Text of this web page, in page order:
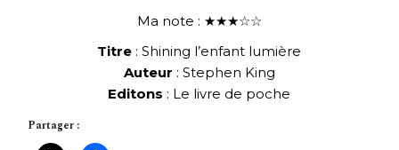
Ma note : ★★★☆☆
Titre : Shining l’enfant lumière
Auteur : Stephen King
Editons : Le livre de poche
Partager :